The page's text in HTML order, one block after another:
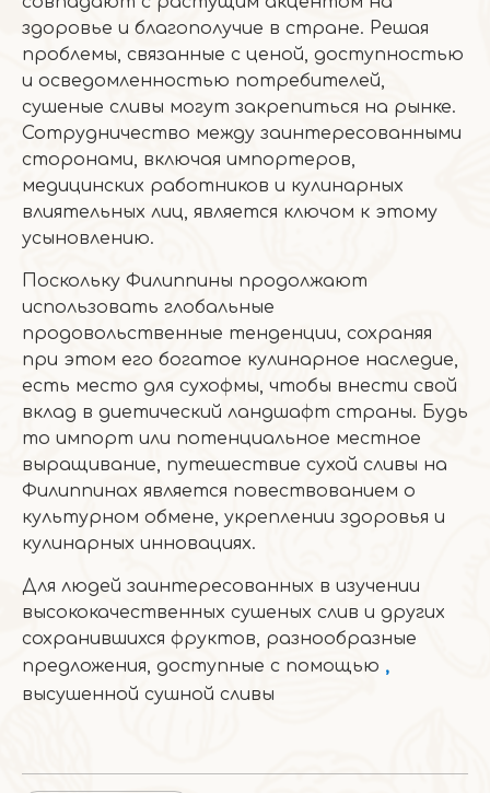
здоровье и благополучие в стране. Решая
проблемы, связанные с ценой, доступностью
и осведомленностью потребителей,
сушеные сливы могут закрепиться на рынке.
Сотрудничество между заинтересованными
сторонами, включая импортеров,
медицинских работников и кулинарных
влиятельных лиц, является ключом к этому
усыновлению.
Поскольку Филиппины продолжают
использовать глобальные
продовольственные тенденции, сохраняя
при этом его богатое кулинарное наследие,
есть место для сухофмы, чтобы внести свой
вклад в диетический ландшафт страны. Будь
то импорт или потенциальное местное
выращивание, путешествие сухой сливы на
Филиппинах является повествованием о
культурном обмене, укреплении здоровья и
кулинарных инновациях.
Для людей заинтересованных в изучении
высококачественных сушеных слив и других
сохранившихся фруктов, разнообразные
предложения, доступные с помощью ,
высушенной сушной сливы